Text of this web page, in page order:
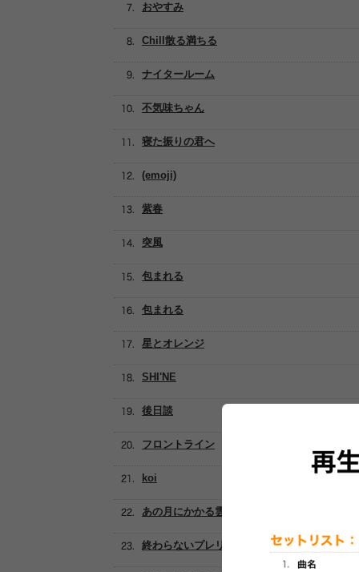
ナイタールーム
Chill散る満ちる
おやすみ
不気味ちゃん
寝た振りの君へ
(emoji)
紫春
突風
包まれる
包まれる
星とオレンジ
SHI'NE
後日談
フロントライン
koi
あの月にかかる雲のような
終わらないプレリュード